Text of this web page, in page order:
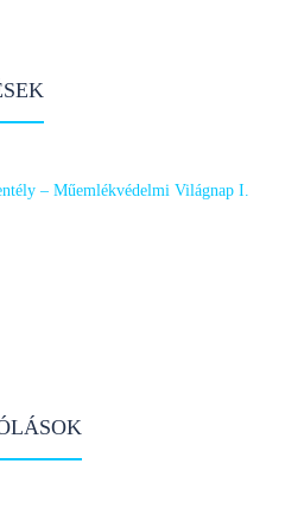
– Műemlékvédelmi Világnap I.